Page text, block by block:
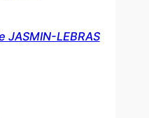
JASMIN-LEBRAS